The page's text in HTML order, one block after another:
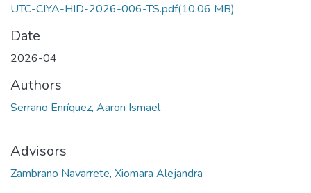
UTC-CIYA-HID-2026-006-TS.pdf(10.06 MB)
Date
2026-04
Authors
Serrano Enríquez, Aaron Ismael
Advisors
Zambrano Navarrete, Xiomara Alejandra